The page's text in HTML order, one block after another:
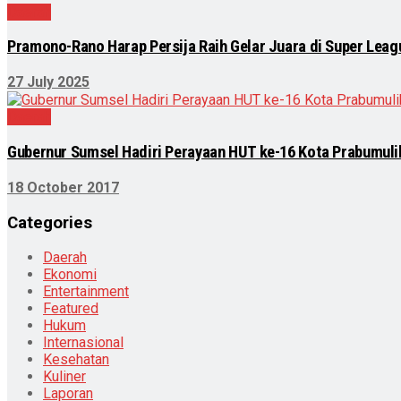
Pramono-Rano Harap Persija Raih Gelar Juara di Super
27 July 2025
Gubernur Sumsel Hadiri Perayaan HUT ke-16 Kota
18 October 2017
Categories
Daerah
Ekonomi
Entertainment
Featured
Hukum
Internasional
Kesehatan
Kuliner
Laporan